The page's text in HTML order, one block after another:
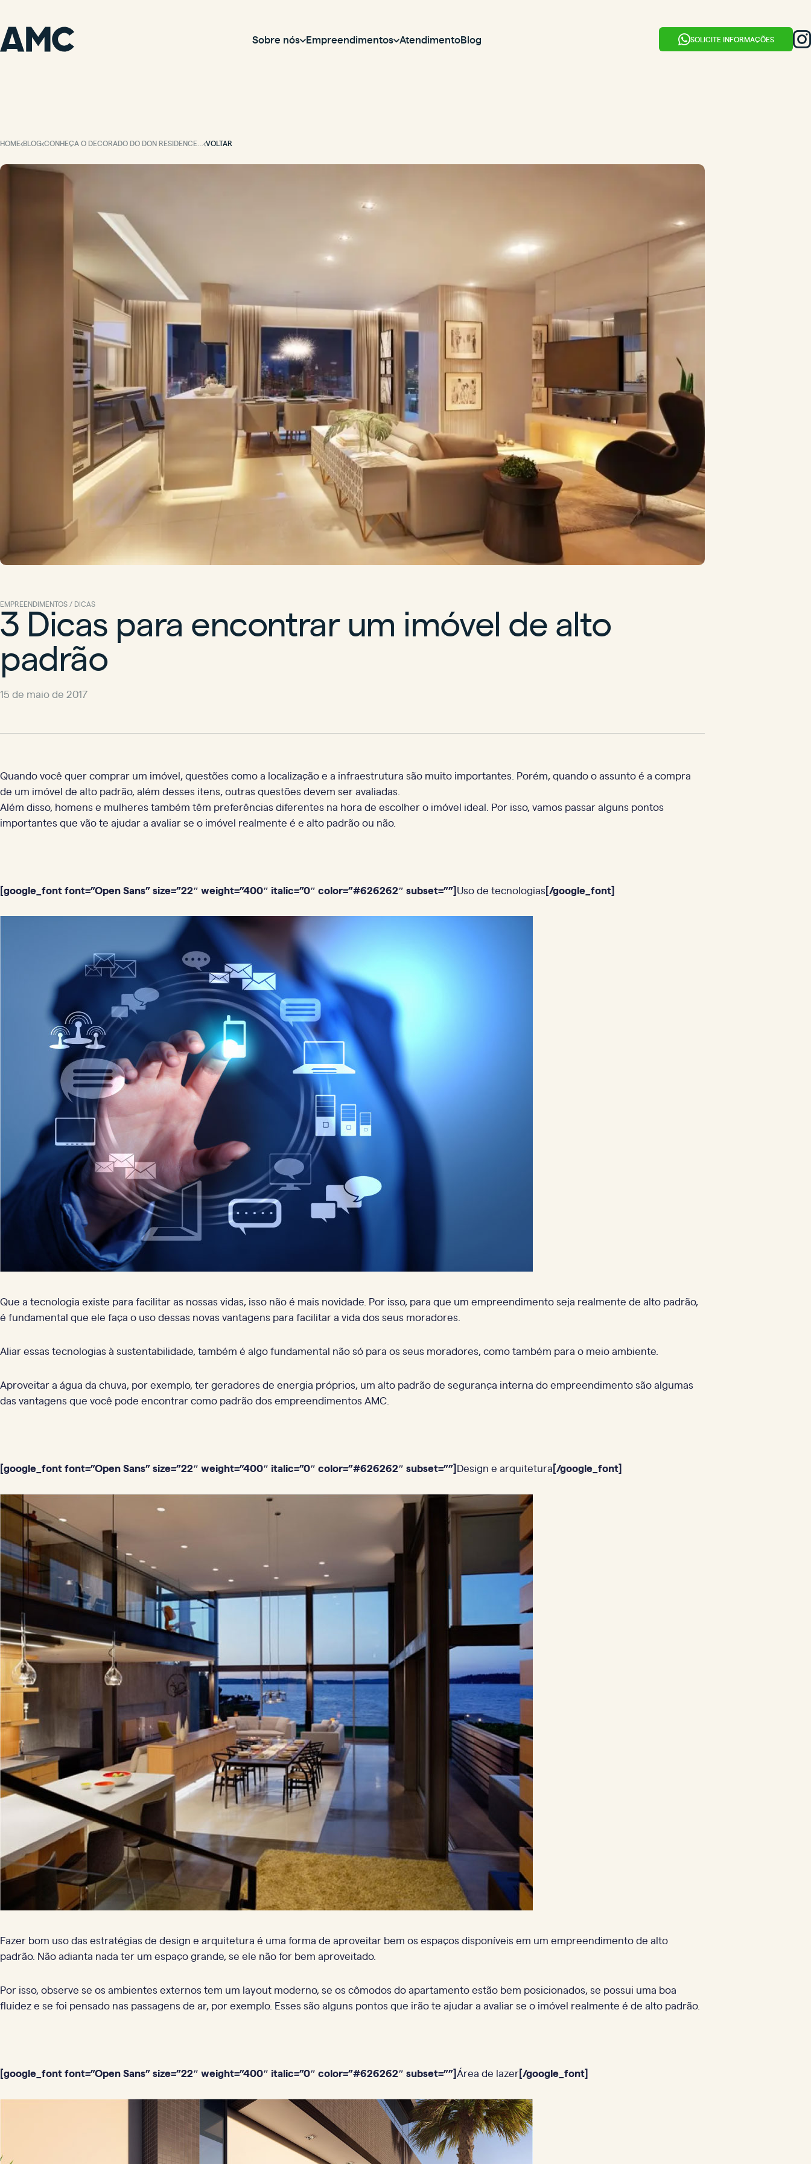
Sobre nós Empreendimentos AtendimentoBlog SOLICITE INFORMAÇÕES
HOME BLOG CONHEÇA O DECORADO DO DON RESIDENCE! O APARTAMENTO DE 3 SUÍTES DOS SEUS SONHOS. VOLTAR
3 Dicas para encontrar um imóvel de alto
padrão
EMPREENDIMENTOS / DICAS
15 de maio de 2017
Quando você quer comprar um imóvel, questões como a localização e a infraestrutura são muito importantes. Porém, quando o assunto é a compra
de um imóvel de alto padrão, além desses itens, outras questões devem ser avaliadas.
Além disso, homens e mulheres também têm preferências diferentes na hora de escolher o imóvel ideal. Por isso, vamos passar alguns pontos
importantes que vão te ajudar a avaliar se o imóvel realmente é e alto padrão ou não.
[google_font font=”Open Sans” size=”22″ weight=”400″ italic=”0″ color=”#626262″ subset=””]Uso de tecnologias[/google_font]
Que a tecnologia existe para facilitar as nossas vidas, isso não é mais novidade. Por isso, para que um empreendimento seja realmente de alto padrão,
é fundamental que ele faça o uso dessas novas vantagens para facilitar a vida dos seus moradores.
Aliar essas tecnologias à sustentabilidade, também é algo fundamental não só para os seus moradores, como também para o meio ambiente.
Aproveitar a água da chuva, por exemplo, ter geradores de energia próprios, um alto padrão de segurança interna do empreendimento são algumas
das vantagens que você pode encontrar como padrão dos empreendimentos AMC.
[google_font font=”Open Sans” size=”22″ weight=”400″ italic=”0″ color=”#626262″ subset=””]Design e arquitetura[/google_font]
Fazer bom uso das estratégias de design e arquitetura é uma forma de aproveitar bem os espaços disponíveis em um empreendimento de alto
padrão. Não adianta nada ter um espaço grande, se ele não for bem aproveitado.
Por isso, observe se os ambientes externos tem um layout moderno, se os cômodos do apartamento estão bem posicionados, se possui uma boa
fluidez e se foi pensado nas passagens de ar, por exemplo. Esses são alguns pontos que irão te ajudar a avaliar se o imóvel realmente é de alto padrão.
[google_font font=”Open Sans” size=”22″ weight=”400″ italic=”0″ color=”#626262″ subset=””]Área de lazer[/google_font]